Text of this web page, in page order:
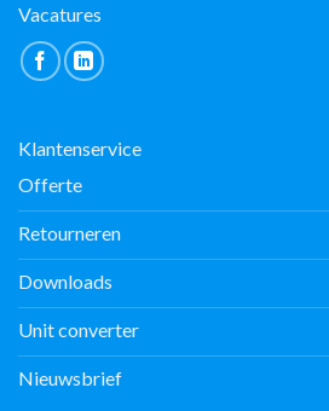
Vacatures
Klantenservice
Offerte
Retourneren
Downloads
Unit converter
Nieuwsbrief